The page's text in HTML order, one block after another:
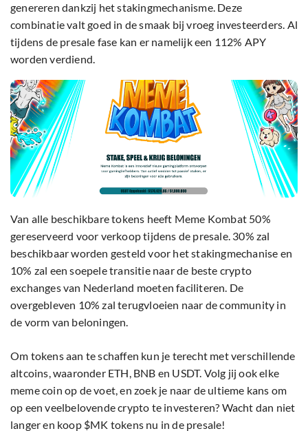
genereren dankzij het stakingmechanisme. Deze
combinatie valt goed in de smaak bij vroeg investeerders. Al
tijdens de presale fase kan er namelijk een 112% APY
worden verdiend.
Van alle beschikbare tokens heeft Meme Kombat 50%
gereserveerd voor verkoop tijdens de presale. 30% zal
beschikbaar worden gesteld voor het stakingmechanise en
10% zal een soepele transitie naar de beste crypto
exchanges van Nederland moeten faciliteren. De
overgebleven 10% zal terugvloeien naar de community in
de vorm van beloningen.
Om tokens aan te schaffen kun je terecht met verschillende
altcoins, waaronder ETH, BNB en USDT. Volg jij ook elke
meme coin op de voet, en zoek je naar de ultieme kans om
op een veelbelovende crypto te investeren? Wacht dan niet
langer en koop $MK tokens nu in de presale!